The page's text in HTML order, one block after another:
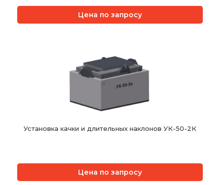
Цена по запросу
Установка качки и длительных наклонов УК-50-2К
Цена по запросу